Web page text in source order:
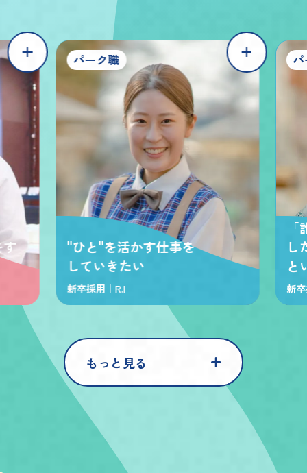
す
パーク職
"ひと"を活かす仕事を
していきたい
新卒採用｜ R.I
し
と
新
もっと見る